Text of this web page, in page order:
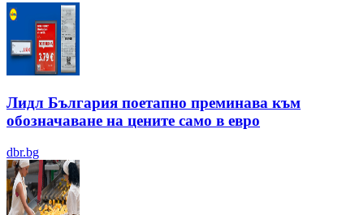
Лидл България поетапно преминава към
обозначаване на цените само в евро
dbr.bg